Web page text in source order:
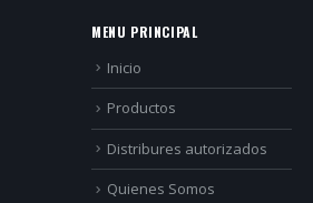
MENU PRINCIPAL
Inicio
Productos
Distribures autorizados
Quienes Somos